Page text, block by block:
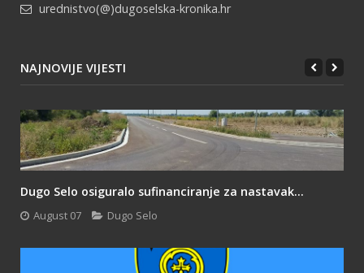
urednistvo(@)dugoselska-kronika.hr
NAJNOVIJE VIJESTI
Dugo Selo osiguralo sufinanciranje za nastavak...
August 07 Dugo Selo